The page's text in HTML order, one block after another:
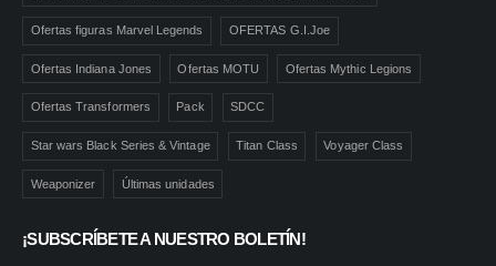
Ofertas figuras Marvel Legends OFERTAS G.I.Joe
Ofertas Indiana Jones Ofertas MOTU Ofertas Mythic Legions
Ofertas Transformers Pack SDCC
Star wars Black Series & Vintage Titan Class Voyager Class
Weaponizer Últimas unidades
¡SUBSCRÍBETE A NUESTRO BOLETÍN!